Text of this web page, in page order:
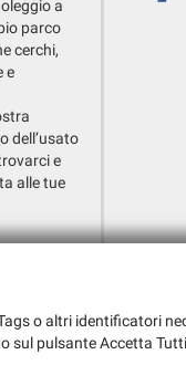
a
parco
cerchi,
e
dell’usato
e
alle tue
o altri identificatori
sul pulsante Accetta